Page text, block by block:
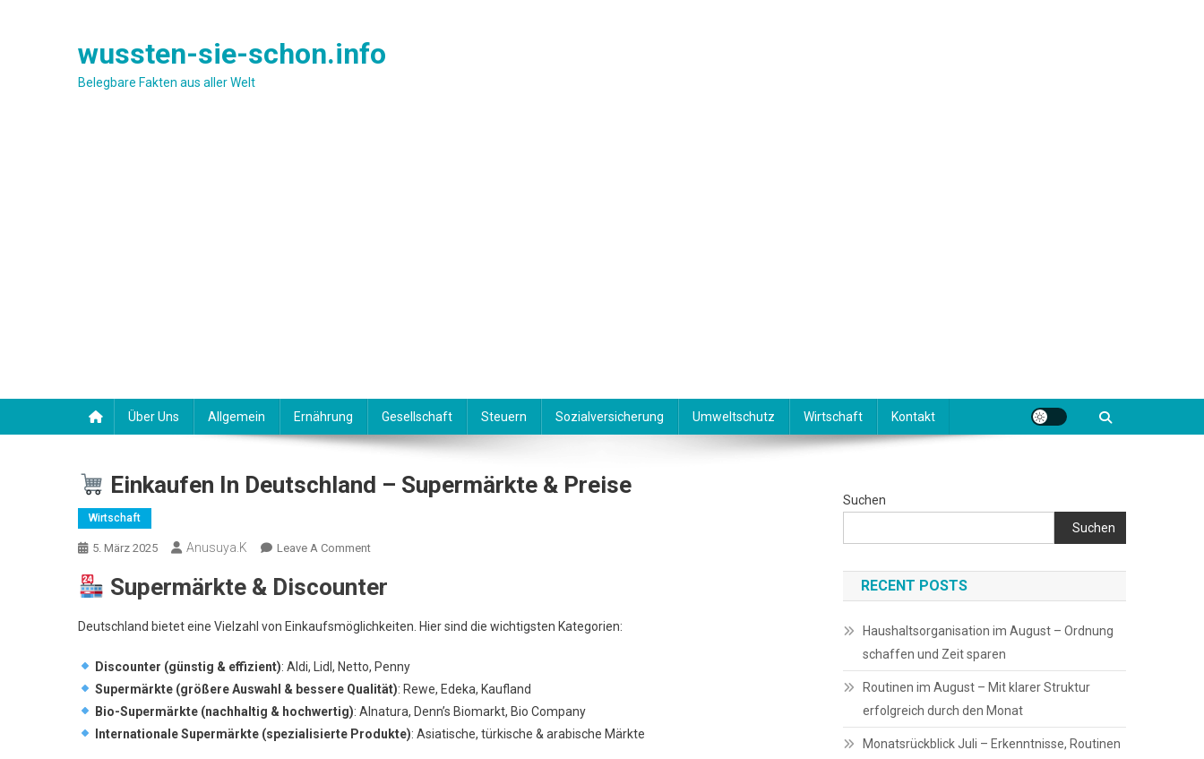
wussten-sie-schon.info
Belegbare Fakten aus aller Welt
Über Uns Allgemein Ernährung Gesellschaft Steuern Sozialversicherung Umweltschutz Wirtschaft Kontakt
Einkaufen In Deutschland – Supermärkte & Preise
Wirtschaft
5. März 2025 Anusuya.k Leave A CommentOn
Einkaufen
Deutschland
Supermärkte
&
Preise
Supermärkte & Discounter
Deutschland bietet eine Vielzahl von Einkaufsmöglichkeiten. Hier sind die wichtigsten Kategorien:
Discounter (günstig & effizient): Aldi, Lidl, Netto, Penny
Supermärkte (größere Auswahl & bessere Qualität): Rewe, Edeka, Kaufland
Bio-Supermärkte (nachhaltig & hochwertig): Alnatura, Denn’s Biomarkt, Bio Company
Internationale Supermärkte (spezialisierte Produkte): Asiatische, türkische & arabische Märkte
Suchen
Suchen
RECENT POSTS
Haushaltsorganisation im August – Ordnung
schaffen und Zeit sparen
Routinen im August – Mit klarer Struktur
erfolgreich durch den Monat
Monatsrückblick Juli – Erkenntnisse, Routinen